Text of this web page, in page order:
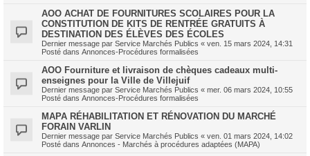
AOO ACHAT DE FOURNITURES SCOLAIRES POUR LA
CONSTITUTION DE KITS DE RENTRÉE GRATUITS À
DESTINATION DES ÉLÈVES DES ÉCOLES
Dernier message par Service Marchés Publics « ven. 15 mars 2024, 14:31
Posté dans Annonces-Procédures formalisées
AOO Fourniture et livraison de chèques cadeaux multi-
enseignes pour la Ville de Villejuif
Dernier message par Service Marchés Publics « mer. 06 mars 2024, 10:55
Posté dans Annonces-Procédures formalisées
MAPA RÉHABILITATION ET RÉNOVATION DU MARCHÉ
FORAIN VARLIN
Dernier message par Service Marchés Publics « ven. 01 mars 2024, 14:02
Posté dans Annonces - Marchés à procédures adaptées (MAPA)